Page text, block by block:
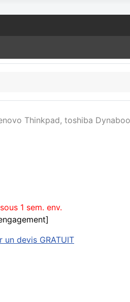
Thinkpad, toshiba
1 sem. env.
un devis GRATUIT